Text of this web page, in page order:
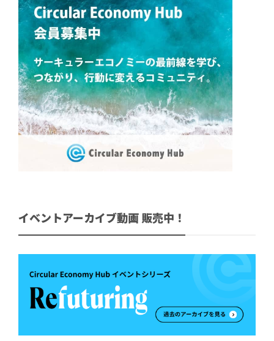
イベントアーカイブ動画 販売中！